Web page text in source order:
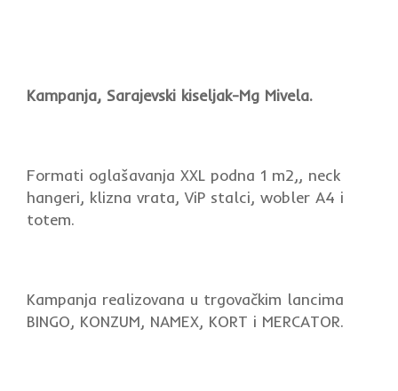
Kampanja, Sarajevski kiseljak-Mg Mivela.
Formati oglašavanja XXL podna 1 m2,, neck
hangeri, klizna vrata, ViP stalci, wobler A4 i
totem.
Kampanja realizovana u trgovačkim lancima
BINGO, KONZUM, NAMEX, KORT i MERCATOR.